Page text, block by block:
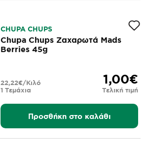
CHUPA CHUPS
Chupa Chups Ζαχαρωτά Mads
Berries 45g
1,00€
Τελική τιμή
1 Τεμάχια
22,22€/Κιλό
Προσθήκη στο καλάθι